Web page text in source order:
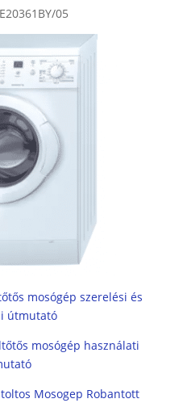
05
mosógép szerelési és
útmutató
mosógép használati
Mosogep Robantott